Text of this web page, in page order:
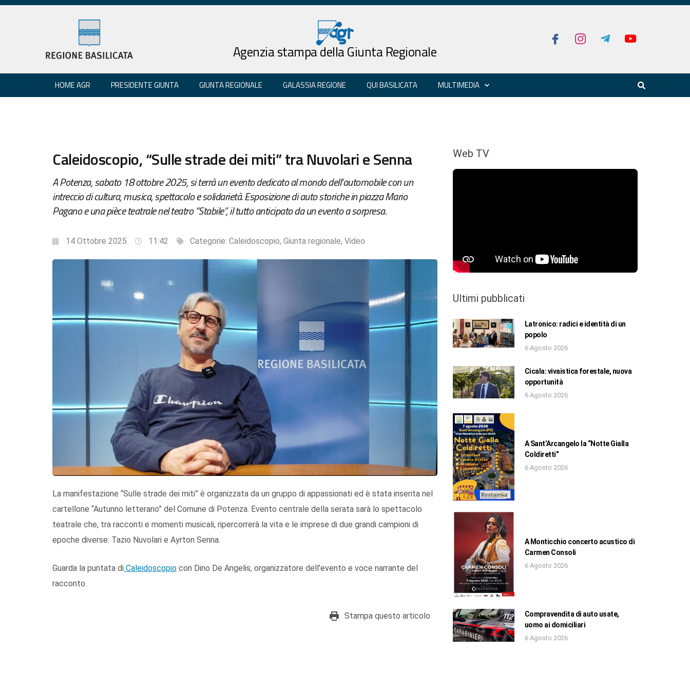
Agenzia stampa della Giunta Regionale
HOME AGR PRESIDENTE GIUNTA GIUNTA REGIONALE GALASSIA REGIONE QUI BASILICATA MULTIMEDIA
Caleidoscopio, “Sulle strade dei miti” tra Nuvolari e Senna
A Potenza, sabato 18 ottobre 2025, si terrà un evento dedicato al mondo dell’automobile con un
intreccio di cultura, musica, spettacolo e solidarietà. Esposizione di auto storiche in piazza Mario
Pagano e una pièce teatrale nel teatro “Stabile”, il tutto anticipato da un evento a sorpresa.
14 Ottobre 2025 11:42 Categorie: Caleidoscopio, Giunta regionale, Video
La manifestazione “Sulle strade dei miti” è organizzata da un gruppo di appassionati ed è stata inserita nel
cartellone “Autunno letterario” del Comune di Potenza. Evento centrale della serata sarà lo spettacolo
teatrale che, tra racconti e momenti musicali, ripercorrerà la vita e le imprese di due grandi campioni di
epoche diverse: Tazio Nuvolari e Ayrton Senna.
Guarda la puntata di Caleidoscopio con Dino De Angelis, organizzatore dell’evento e voce narrante del
racconto.
Stampa questo articolo
Web TV
Ultimi pubblicati
Latronico: radici e identità di un
popolo
6 Agosto 2026
Cicala: vivaistica forestale, nuova
opportunità
6 Agosto 2026
A Sant’Arcangelo la “Notte Gialla
Coldiretti”
6 Agosto 2026
A Monticchio concerto acustico di
Carmen Consoli
6 Agosto 2026
Compravendita di auto usate,
uomo ai domiciliari
6 Agosto 2026